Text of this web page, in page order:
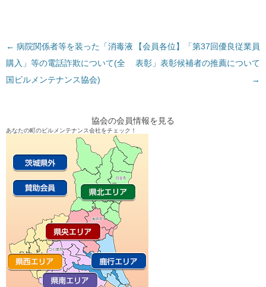
投
稿
ナ
ー
ン
← 病院関係者等を装った「消毒液
購入」等の電話詐欺について(全
国ビルメンテナンス協会)
【会員各位】「第37回優良従業員
表彰」表彰候補者の推薦について
→
協会の会員情報を見る
あなたの町のビルメンテナンス会社をチェック！